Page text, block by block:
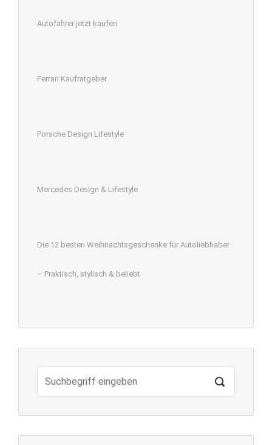
Autofahrer jetzt kaufen
Ferrari Kaufratgeber
Porsche Design Lifestyle
Mercedes Design & Lifestyle
Die 12 besten Weihnachtsgeschenke für Autoliebhaber
– Praktisch, stylisch & beliebt